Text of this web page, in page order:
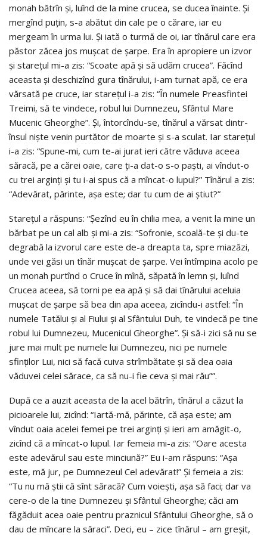
monah bătrîn şi, luînd de la mine crucea, se ducea înainte. Şi
mergînd puţin, s-a abătut din cale pe o cărare, iar eu
mergeam în urma lui. Şi iată o turmă de oi, iar tînărul care era
păstor zăcea jos muşcat de şarpe. Era în apropiere un izvor
şi stareţul mi-a zis: “Scoate apă şi să udăm crucea”. Făcînd
aceasta şi deschizînd gura tînărului, i-am turnat apă, ce era
vărsată pe cruce, iar stareţul i-a zis: “În numele Preasfintei
Treimi, să te vindece, robul lui Dumnezeu, Sfântul Mare
Mucenic Gheorghe”. Şi, întorcîndu-se, tînărul a vărsat dintr-
însul nişte venin purtător de moarte şi s-a sculat. Iar stareţul
i-a zis: “Spune-mi, cum te-ai jurat ieri către văduva aceea
săracă, pe a cărei oaie, care ţi-a dat-o s-o paşti, ai vîndut-o
cu trei arginţi şi tu i-ai spus că a mîncat-o lupul?” Tînărul a zis:
“Adevărat, părinte, aşa este; dar tu cum de ai ştiut?”
Stareţul a răspuns: “Şezînd eu în chilia mea, a venit la mine un
bărbat pe un cal alb şi mi-a zis: “Sofronie, scoală-te şi du-te
degrabă la izvorul care este de-a dreapta ta, spre miazăzi,
unde vei găsi un tînăr muşcat de şarpe. Vei întîmpina acolo pe
un monah purtînd o Cruce în mînă, săpată în lemn şi, luînd
Crucea aceea, să torni pe ea apă şi să dai tînărului aceluia
muşcat de şarpe să bea din apa aceea, zicîndu-i astfel: “În
numele Tatălui şi al Fiului şi al Sfântului Duh, te vindecă pe tine
robul lui Dumnezeu, Mucenicul Gheorghe”. Şi să-i zici să nu se
jure mai mult pe numele lui Dumnezeu, nici pe numele
sfinţilor Lui, nici să facă cuiva strîmbătate şi să dea oaia
văduvei celei sărace, ca să nu-i fie ceva şi mai rău””.
După ce a auzit aceasta de la acel bătrîn, tînărul a căzut la
picioarele lui, zicînd: “Iartă-mă, părinte, că aşa este; am
vîndut oaia acelei femei pe trei arginţi şi ieri am amăgit-o,
zicînd că a mîncat-o lupul. Iar femeia mi-a zis: “Oare acesta
este adevărul sau este minciună?” Eu i-am răspuns: “Aşa
este, mă jur, pe Dumnezeul Cel adevărat!” Şi femeia a zis:
“Tu nu mă ştii că sînt săracă? Cum voieşti, aşa să faci; dar va
cere-o de la tine Dumnezeu şi Sfântul Gheorghe; căci am
făgăduit acea oaie pentru praznicul Sfântului Gheorghe, să o
dau de mîncare la săraci”. Deci, eu – zice tînărul – am greşit,